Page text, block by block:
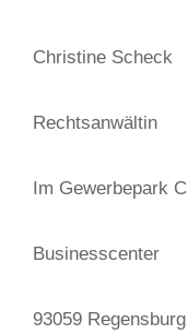
Christine Scheck
Rechtsanwältin
Im Gewerbepark
Businesscenter
93059 Regensburg